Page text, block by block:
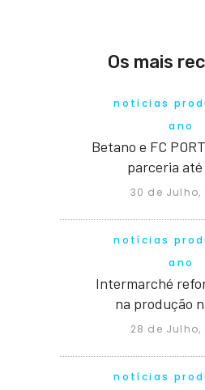
Os mais
notícias
ano
Betano e FC
parceria até
30 de Julho,
notícias
ano
Intermarché
na produção
28 de Julho,
notícias